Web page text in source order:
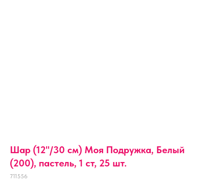
Шар (12''/30 см) Моя Подружка, Белый
(200), пастель, 1 ст, 25 шт.
711556